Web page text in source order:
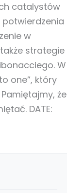
catalystów
potwierdzenia
w
strategie
W
one”, który
Pamiętajmy, że
DATE: